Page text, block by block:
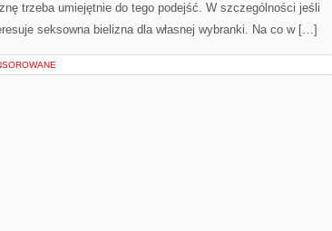
trzeba umiejętnie do tego podejść. W szczególności jeśli
seksowna bielizna dla własnej wybranki. Na co w […]